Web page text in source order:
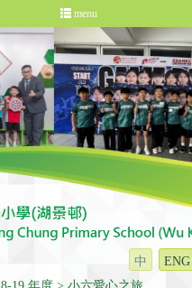
menu
中 ENG